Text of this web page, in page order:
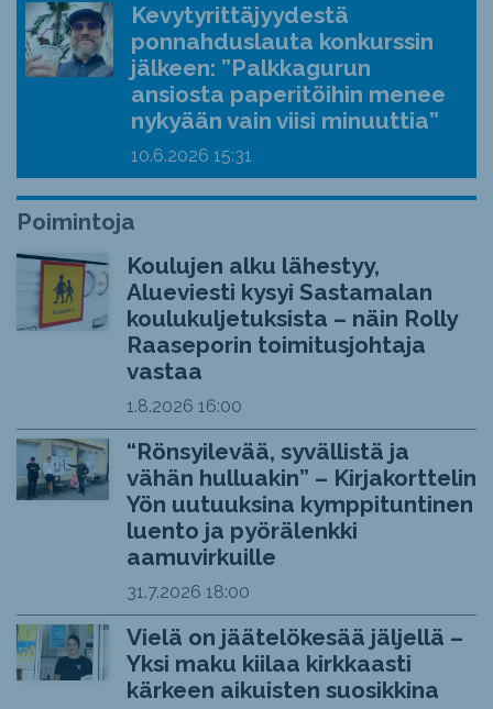
Kevytyrittäjyydestä
ponnahduslauta konkurssin
jälkeen: ”Palkkagurun
ansiosta paperitöihin menee
nykyään vain viisi minuuttia”
10.6.2026 15:31
Poimintoja
Koulujen alku lähestyy,
Alueviesti kysyi Sastamalan
koulukuljetuksista – näin Rolly
Raaseporin toimitusjohtaja
vastaa
1.8.2026 16:00
“Rönsyilevää, syvällistä ja
vähän hulluakin” – Kirjakorttelin
Yön uutuuksina kymppituntinen
luento ja pyörälenkki
aamuvirkuille
31.7.2026 18:00
Vielä on jäätelökesää jäljellä –
Yksi maku kiilaa kirkkaasti
kärkeen aikuisten suosikkina